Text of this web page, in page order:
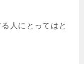
人にとってはと